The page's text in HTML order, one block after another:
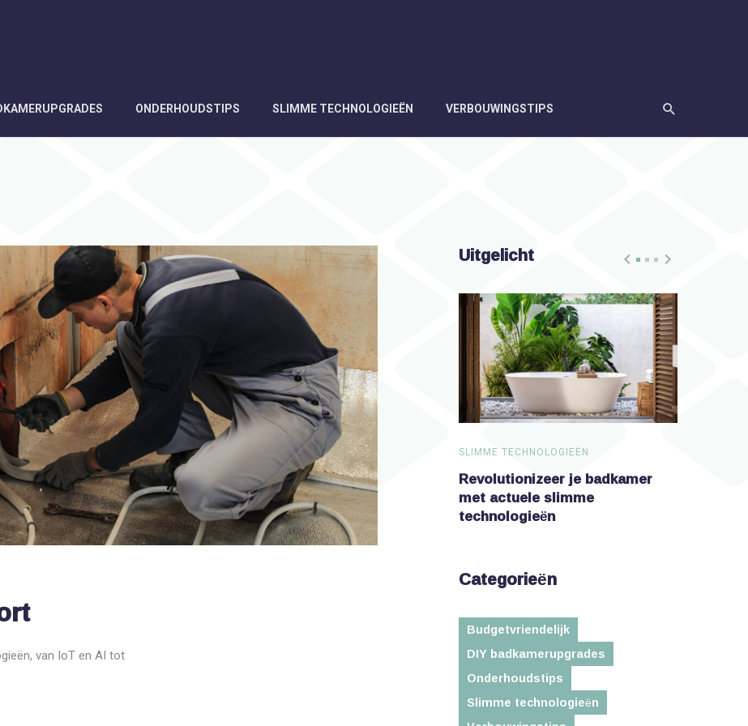
ONDERHOUDSTIPS SLIMME TECHNOLOGIEËN VERBOUWINGSTIPS
van IoT en AI tot
Uitgelicht
SLIMME TECHNOLOGIEËN
Verander je routine in luxe
SLIMME TECHNOLOGIEËN
Revolutioneer je badkamer met
slimme technologieën
SLIMME TECHNOLOGIEËN
Revolutionizeer je badkamer
met actuele slimme
technologieën
Categorieën
Budgetvriendelijk
DIY badkamerupgrades
Onderhoudstips
Slimme technologieën